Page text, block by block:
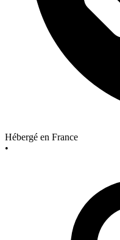
Hébergé en France
•